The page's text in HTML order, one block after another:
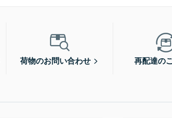
荷物のお問い合わせ 再配達の